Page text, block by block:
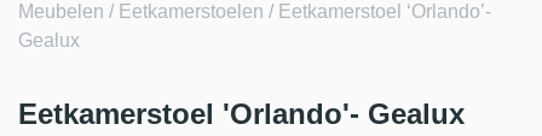
Meubelen / Eetkamerstoelen / Eetkamerstoel ‘Orlando’-
Gealux
Eetkamerstoel 'Orlando'- Gealux